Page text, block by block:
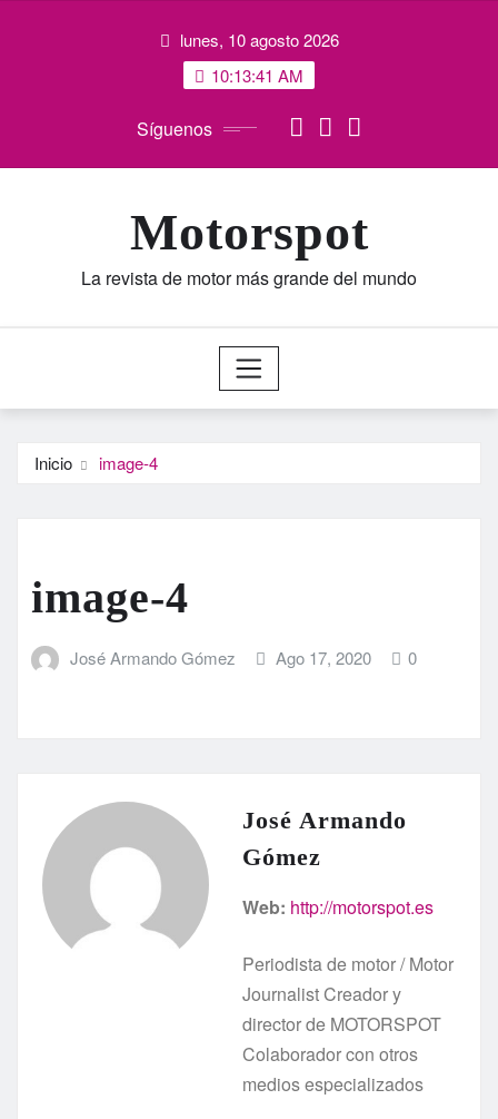
lunes, 10 agosto 2026
10:13:42 AM
Síguenos
Motorspot
La revista de motor más grande del mundo
Inicio image-4
image-4
José Armando Gómez Ago 17, 2020 0
José Armando
Gómez
Web: http://motorspot.es
Periodista de motor / Motor
Journalist Creador y
director de MOTORSPOT
Colaborador con otros
medios especializados